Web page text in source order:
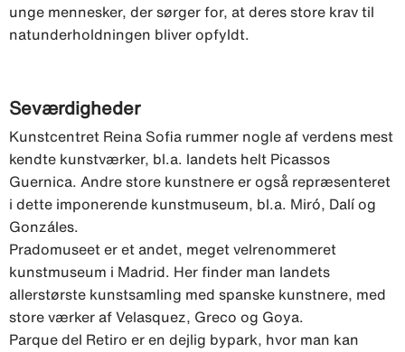
unge mennesker, der sørger for, at deres store krav til
natunderholdningen bliver opfyldt.
Seværdigheder
Kunstcentret Reina Sofia rummer nogle af verdens mest
kendte kunstværker, bl.a. landets helt Picassos
Guernica. Andre store kunstnere er også repræsenteret
i dette imponerende kunstmuseum, bl.a. Miró, Dalí og
Gonzáles.
Pradomuseet er et andet, meget velrenommeret
kunstmuseum i Madrid. Her finder man landets
allerstørste kunstsamling med spanske kunstnere, med
store værker af Velasquez, Greco og Goya.
Parque del Retiro er en dejlig bypark, hvor man kan